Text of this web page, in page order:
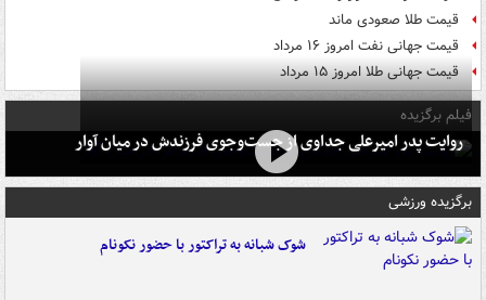
قیمت طلا صعودی ماند
قیمت جهانی نفت امروز ۱۶ مرداد
قیمت جهانی طلا امروز ۱۵ مرداد
فیلم برگزیده
روایت پدر امیرعلی جداوی از جست‌وجوی فرزندش در میان آوار
برگزیده ورزشی
شوک شبانه به تراکتور با حضور نکونام